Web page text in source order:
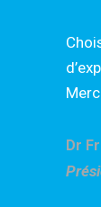
Dr